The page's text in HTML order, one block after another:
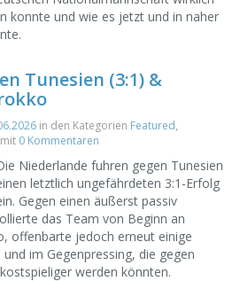
konnte und wie es jetzt und in naher
Tunesien (3:1) &
in den Kategorien Featured,
mit 0 Kommentaren
Niederlande fuhren gegen Tunesien
letztlich ungefährdeten 3:1-Erfolg
Gegen einen äußerst passiv
das Team von Beginn an
offenbarte jedoch erneut einige
im Gegenpressing, die gegen
werden könnten.